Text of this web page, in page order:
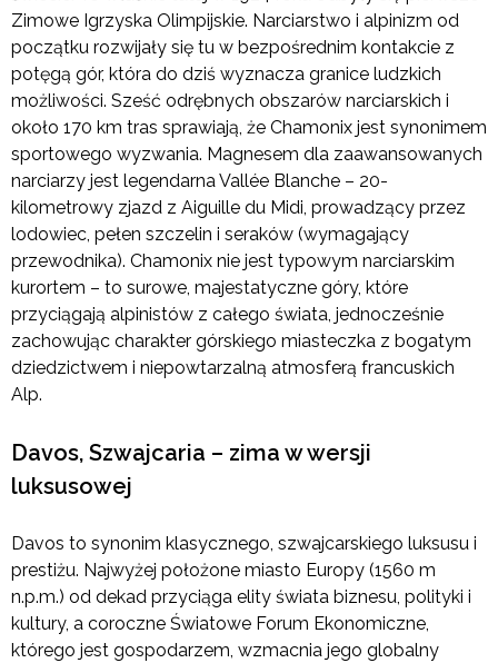
Zimowe Igrzyska Olimpijskie. Narciarstwo i alpinizm od
początku rozwijały się tu w bezpośrednim kontakcie z
potęgą gór, która do dziś wyznacza granice ludzkich
możliwości. Sześć odrębnych obszarów narciarskich i
około 170 km tras sprawiają, że Chamonix jest synonimem
sportowego wyzwania. Magnesem dla zaawansowanych
narciarzy jest legendarna Vallée Blanche – 20-
kilometrowy zjazd z Aiguille du Midi, prowadzący przez
lodowiec, pełen szczelin i seraków (wymagający
przewodnika). Chamonix nie jest typowym narciarskim
kurortem – to surowe, majestatyczne góry, które
przyciągają alpinistów z całego świata, jednocześnie
zachowując charakter górskiego miasteczka z bogatym
dziedzictwem i niepowtarzalną atmosferą francuskich
Alp.
Davos, Szwajcaria – zima w wersji
luksusowej
Davos to synonim klasycznego, szwajcarskiego luksusu i
prestiżu. Najwyżej położone miasto Europy (1560 m
n.p.m.) od dekad przyciąga elity świata biznesu, polityki i
kultury, a coroczne Światowe Forum Ekonomiczne,
którego jest gospodarzem, wzmacnia jego globalny